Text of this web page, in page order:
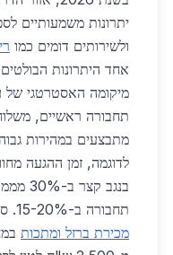
יתרונות משמעותיים
ולשירותים דומים כמו
אחד היתרונות
תחבורה ראשיים,
מתבצעים במהירות
לדוגמה, זמן ההגעה
בנגב
תחבורה ב-15-20%. ספקים מקומיים יכולים להציע
מכירת ברזל ומתכות